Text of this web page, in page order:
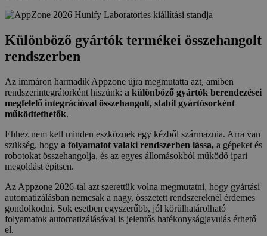
Különböző gyártók termékei összehangolt
rendszerben
Az immáron harmadik Appzone újra megmutatta azt, amiben
rendszerintegrátorként hiszünk: a különböző gyártók berendezései
megfelelő integrációval összehangolt, stabil gyártósorként
működtethetők.
Ehhez nem kell minden eszköznek egy kézből származnia. Arra van
szükség, hogy a folyamatot valaki rendszerben lássa, a gépeket és
robotokat összehangolja, és az egyes állomásokból működő ipari
megoldást építsen.
Az Appzone 2026-tal azt szerettük volna megmutatni, hogy gyártási
automatizálásban nemcsak a nagy, összetett rendszereknél érdemes
gondolkodni. Sok esetben egyszerűbb, jól körülhatárolható
folyamatok automatizálásával is jelentős hatékonyságjavulás érhető
el.